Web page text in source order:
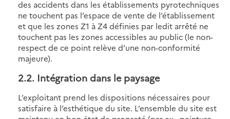
des accidents dans les établissements pyrotechniques
ne touchent pas l’espace de vente de l’établissement
et que les zones Z1 à Z4 définies par ledit arrêté ne
touchent pas les zones accessibles au public (le non-
respect de ce point relève d’une non-conformité
majeure).
2.2. Intégration dans le paysage
L’exploitant prend les dispositions nécessaires pour
satisfaire à l’esthétique du site. L’ensemble du site est